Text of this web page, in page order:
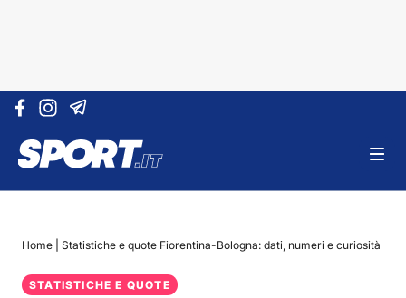
Vai al contenuto
Home Statistiche e quote Fiorentina-Bologna: dati, numeri e curiosità
STATISTICHE E QUOTE